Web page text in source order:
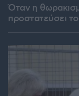
Όταν η
προστατεύσει